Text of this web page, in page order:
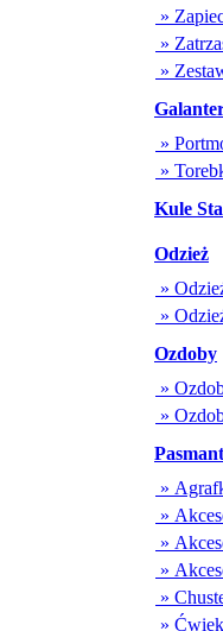
»
»
»
»
»
Kule
Odzież
»
»
Ozdoby
»
»
»
»
»
»
»
»